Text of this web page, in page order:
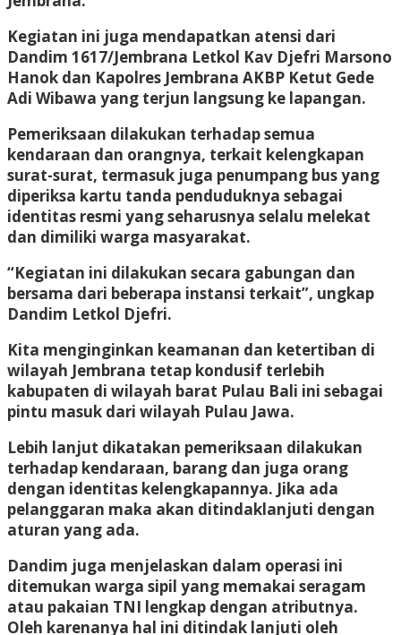
Kegiatan ini juga mendapatkan atensi dari
Dandim 1617/Jembrana Letkol Kav Djefri Marsono
Hanok dan Kapolres Jembrana AKBP Ketut Gede
Adi Wibawa yang terjun langsung ke lapangan.
Pemeriksaan dilakukan terhadap semua
kendaraan dan orangnya, terkait kelengkapan
surat-surat, termasuk juga penumpang bus yang
diperiksa kartu tanda penduduknya sebagai
identitas resmi yang seharusnya selalu melekat
dan dimiliki warga masyarakat.
“Kegiatan ini dilakukan secara gabungan dan
bersama dari beberapa instansi terkait”, ungkap
Dandim Letkol Djefri.
Kita menginginkan keamanan dan ketertiban di
wilayah Jembrana tetap kondusif terlebih
kabupaten di wilayah barat Pulau Bali ini sebagai
pintu masuk dari wilayah Pulau Jawa.
Lebih lanjut dikatakan pemeriksaan dilakukan
terhadap kendaraan, barang dan juga orang
dengan identitas kelengkapannya. Jika ada
pelanggaran maka akan ditindaklanjuti dengan
aturan yang ada.
Dandim juga menjelaskan dalam operasi ini
ditemukan warga sipil yang memakai seragam
atau pakaian TNI lengkap dengan atributnya.
Oleh karenanya hal ini ditindak lanjuti oleh